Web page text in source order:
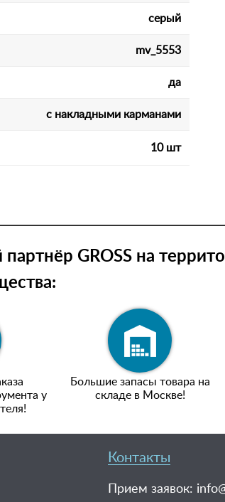
серый
mv_5553
да
с накладными карманами
10 шт
GROSS на
у
Большие запасы товара на
складе в Москве!
Контакты
Прием заявок: